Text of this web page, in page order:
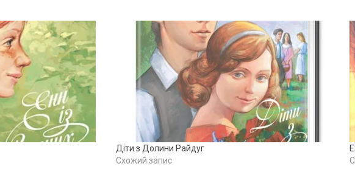
Діти з Долини Райдуг
Схожий запис